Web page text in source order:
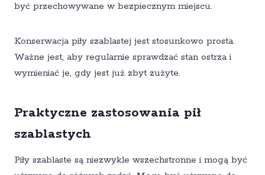
być przechowywane w bezpiecznym miejscu.
Konserwacja piły szablastej jest stosunkowo prosta.
Ważne jest, aby regularnie sprawdzać stan ostrza i
wymieniać je, gdy jest już zbyt zużyte.
Praktyczne zastosowania pił
szablastych
Piły szablaste są niezwykle wszechstronne i mogą być